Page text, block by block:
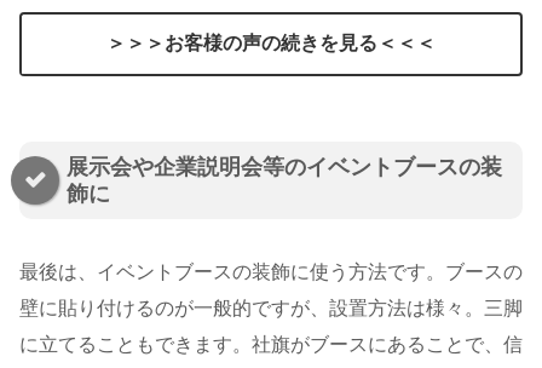
＞＞＞お客様の声の続きを見る＜＜＜
展示会や企業説明会等のイベントブースの装
飾に
最後は、イベントブースの装飾に使う方法です。ブースの
壁に貼り付けるのが一般的ですが、設置方法は様々。三脚
に立てることもできます。社旗がブースにあることで、信